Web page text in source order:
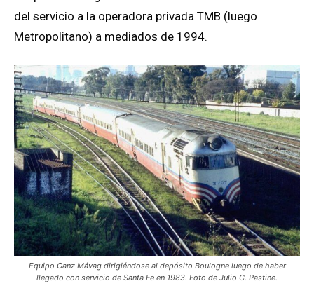
del servicio a la operadora privada TMB (luego
Metropolitano) a mediados de 1994.
Equipo Ganz Mávag dirigiéndose al depósito Boulogne luego de haber
llegado con servicio de Santa Fe en 1983. Foto de Julio C. Pastine.